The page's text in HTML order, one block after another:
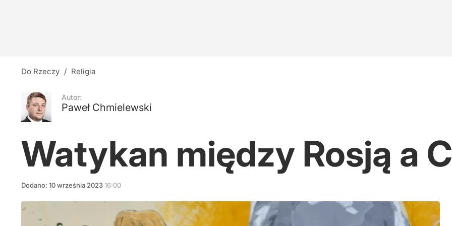
Bednarska 2/4
dodaj
8
Do Rzeczy / Religia
Autor:
Paweł Chmielewski
Watykan między Rosją a
Dodano: 10września 202316:00